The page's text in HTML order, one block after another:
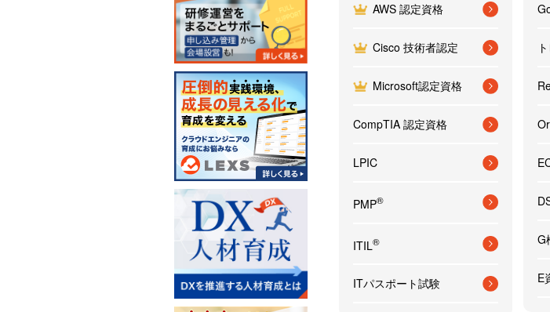
AWS 認定資格
Cisco 技術者認定
Microsoft認定資格
CompTIA 認定資格
LPIC
PMP®
ITIL®
ITパスポート試験
G
E